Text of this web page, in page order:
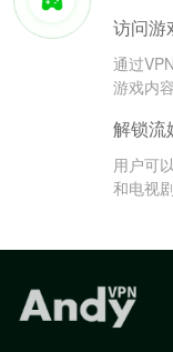
访问游
通过
游戏内
解锁流
用户可
和电视剧